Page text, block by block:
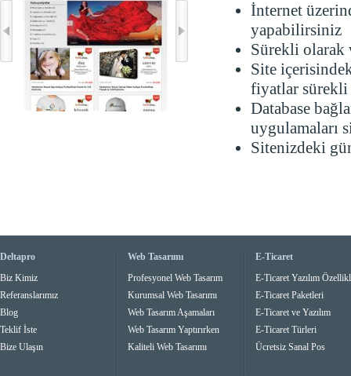
İnternet
yapabilirsiniz
Sürekli olarak
Site
fiyatlar
Database
uygulamaları
Sitenizdeki
Deltapro
Biz Kimiz
Referanslarımız
Blog
Teklif İste
Bize Ulaşın
Web Tasarımı
Profesyonel Web Tasarım
Kurumsal Web Tasarımı
Web Tasarım Aşamaları
Web Tasarım Yaptırırken
Kaliteli Web Tasarımı
E-Ticaret
E-Ticaret Yazılım
E-Ticaret Paketleri
E-Ticaret ve Yazılım
E-Ticaret Türleri
Ücretsiz Sanal Pos